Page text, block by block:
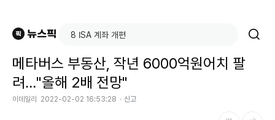
메타버스 부동산, 작년 6000억원어치 팔
려…"올해 2배 전망"
이데일리 2022-02-02 16:53:28 신고